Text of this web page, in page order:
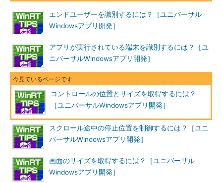
エンドユーザーを識別するには？［ユニバーサル
Windowsアプリ開発］
アプリが実行されている端末を識別するには？［ユ
ニバーサルWindowsアプリ開発］
コントロールの位置とサイズを取得するには？
［ユニバーサルWindowsアプリ開発］
スクロール途中の停止位置を制御するには？［ユニ
バーサルWindowsアプリ開発］
画面のサイズを取得するには？［ユニバーサル
Windowsアプリ開発］